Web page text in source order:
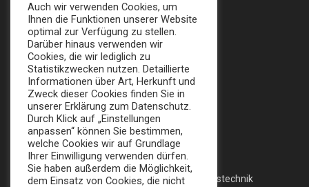
+49 (0) 30 924 0 95 97
Apollofalterallee 98, 12683 Berlin
info@broker-gmbh.de
INFORMATIONEN
Impressum
Datenschutz
AGB
MENÜ
Home
Messe
Veranstaltungstechnik
Auch wir verwenden Cookies, um
Ihnen die Funktionen unserer Website
optimal zur Verfügung zu stellen.
Darüber hinaus verwenden wir
Cookies, die wir lediglich zu
Statistikzwecken nutzen. Detaillierte
Informationen über Art, Herkunft und
Zweck dieser Cookies finden Sie in
unserer Erklärung zum Datenschutz.
Durch Klick auf „Einstellungen
anpassen“ können Sie bestimmen,
welche Cookies wir auf Grundlage
Ihrer Einwilligung verwenden dürfen.
Sie haben außerdem die Möglichkeit,
dem Einsatz von Cookies, die nicht